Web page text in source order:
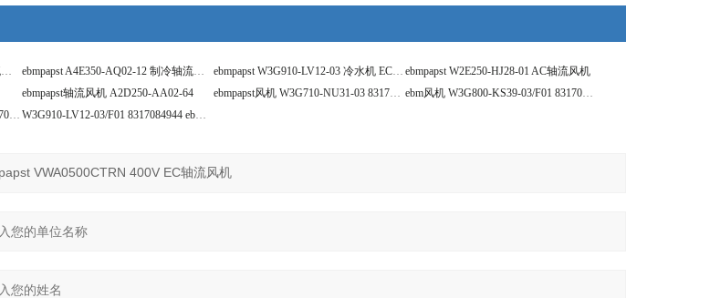
ebmpapst S4E350-AN02-50 制冷轴流风机 ebmpapst A4E350-AQ02-12 制冷轴流风机 ebmpapst W3G910-LV12-03 冷水机 EC风机 ebmpapst W2E250-HJ28-01 AC轴流风机
ebmpapst轴流风机 A2D250-AA02-64 ebmpapst风机 W3G710-NU31-03 8317085258
ebm风机 W3G800-KS39-03/F01 8317081777
ebm风机 W3G910-KV12-03/F01 8317083078
W3G910-LV12-03/F01 8317084944 ebm风机